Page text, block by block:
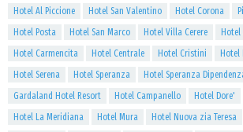
Hotel Al Piccione
Hotel San Valentino Hotel Corona
Hotel Posta
Hotel San Marco Hotel Villa Cerere Hotel
Hotel Carmencita
Hotel Centrale Hotel Cristini Hotel
Hotel Serena
Hotel Speranza
Hotel Speranza
Gardaland Hotel Resort
Hotel Campanello Hotel Dore'
Hotel La Meridiana
Hotel Mura Hotel Nuova zia Teresa